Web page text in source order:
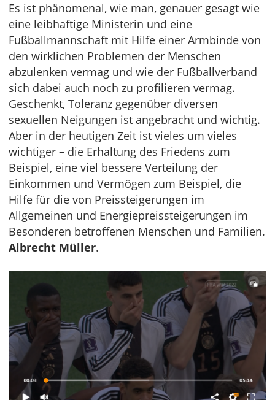
Es ist phänomenal, wie man, genauer gesagt wie
eine leibhaftige Ministerin und eine
Fußballmannschaft mit Hilfe einer Armbinde von
den wirklichen Problemen der Menschen
abzulenken vermag und wie der Fußballverband
sich dabei auch noch zu profilieren vermag.
Geschenkt, Toleranz gegenüber diversen
sexuellen Neigungen ist angebracht und wichtig.
Aber in der heutigen Zeit ist vieles um vieles
wichtiger – die Erhaltung des Friedens zum
Beispiel, eine viel bessere Verteilung der
Einkommen und Vermögen zum Beispiel, die
Hilfe für die von Preissteigerungen im
Allgemeinen und Energiepreissteigerungen im
Besonderen betroffenen Menschen und Familien.
Albrecht Müller.